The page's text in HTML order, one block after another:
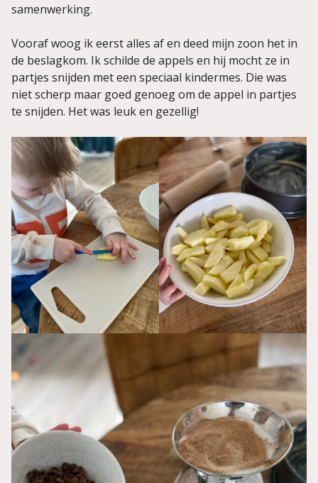
samenwerking.
Vooraf woog ik eerst alles af en deed mijn zoon het in
de beslagkom. Ik schilde de appels en hij mocht ze in
partjes snijden met een speciaal kindermes. Die was
niet scherp maar goed genoeg om de appel in partjes
te snijden. Het was leuk en gezellig!